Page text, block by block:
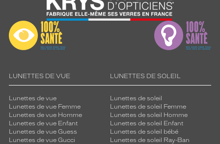
LUNETTES DE VUE
Lunettes de vue
Lunettes de vue Femme
Lunettes de vue Homme
Lunettes de vue Enfant
Lunettes de vue Guess
Lunettes de vue Gucci
LUNETTES DE SOLEIL
Lunettes de soleil
Lunettes de soleil Femme
Lunettes de soleil Homme
Lunettes de soleil Enfant
Lunettes de soleil bébé
Lunettes de soleil Ray-Ban